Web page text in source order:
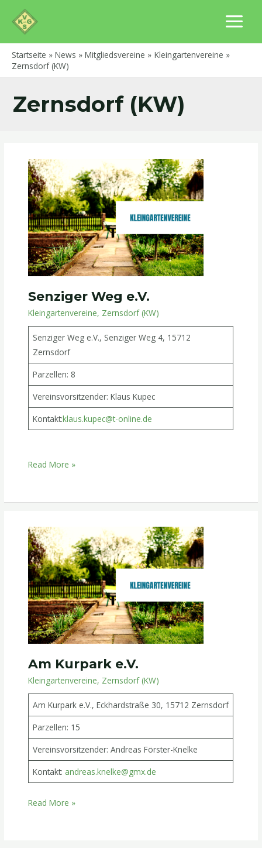
Inhalt
springen
MENU
Startseite News Mitgliedsvereine
Kleingartenvereine
Zernsdorf (KW)
Zernsdorf (KW)
Senziger Weg e.V.
Kleingartenvereine, Zernsdorf (KW)
Senziger Weg e.V., Senziger Weg 4, 15712
Zernsdorf
Parzellen: 8
Vereinsvorsitzender: Klaus Kupec
Kontakt:klaus.kupec@t-online.de
Senziger
Weg
e.V.
Read More »
Am Kurpark e.V.
Kleingartenvereine, Zernsdorf (KW)
Am Kurpark e.V., Eckhardstraße 30, 15712 Zernsdorf
Parzellen: 15
Vereinsvorsitzender: Andreas Förster-Knelke
Kontakt: andreas.knelke@gmx.de
Am
Kurpark
e.V.
Read More »